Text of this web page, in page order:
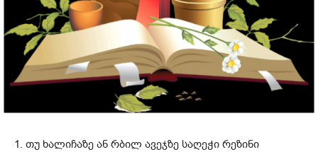
1. თუ ხალიჩაზე ან რბილ ავეჯზე საღეჭი რეზინი